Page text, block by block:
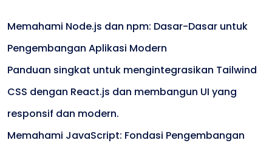
Memahami Node.js dan npm: Dasar-Dasar untuk
Pengembangan Aplikasi Modern
Panduan singkat untuk mengintegrasikan Tailwind
CSS dengan React.js dan membangun UI yang
responsif dan modern.
Memahami JavaScript: Fondasi Pengembangan